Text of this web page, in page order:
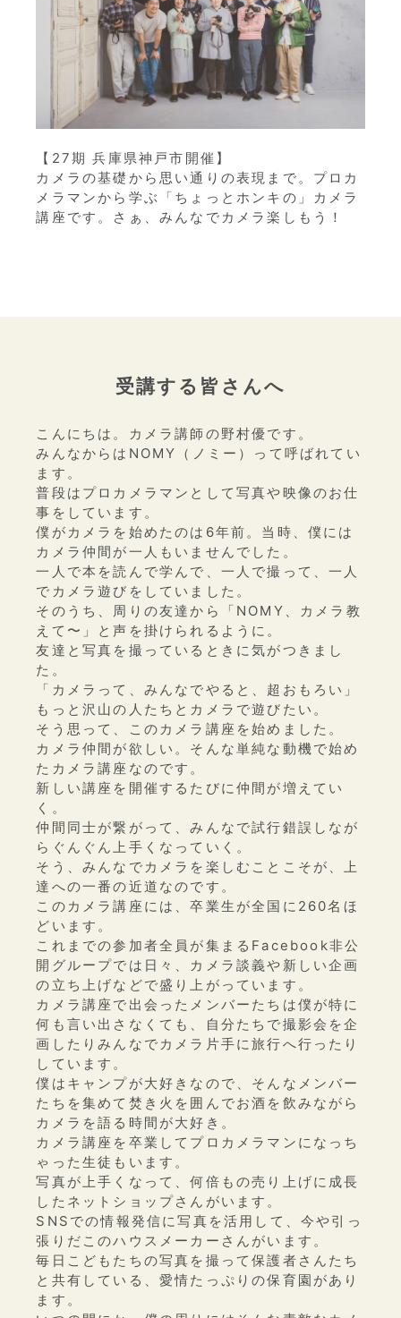
【27期 兵庫県神戸市開催】
カメラの基礎から思い通りの表現まで。プロカ
メラマンから学ぶ「ちょっとホンキの」カメラ
講座です。さぁ、みんなでカメラ楽しもう！
受講する皆さんへ
こんにちは。カメラ講師の野村優です。
みんなからはNOMY（ノミー）って呼ばれてい
ます。
普段はプロカメラマンとして写真や映像のお仕
事をしています。
僕がカメラを始めたのは6年前。当時、僕には
カメラ仲間が一人もいませんでした。
一人で本を読んで学んで、一人で撮って、一人
でカメラ遊びをしていました。
そのうち、周りの友達から「NOMY、カメラ教
えて〜」と声を掛けられるように。
友達と写真を撮っているときに気がつきまし
た。
「カメラって、みんなでやると、超おもろい」
もっと沢山の人たちとカメラで遊びたい。
そう思って、このカメラ講座を始めました。
カメラ仲間が欲しい。そんな単純な動機で始め
たカメラ講座なのです。
新しい講座を開催するたびに仲間が増えてい
く。
仲間同士が繋がって、みんなで試行錯誤しなが
らぐんぐん上手くなっていく。
そう、みんなでカメラを楽しむことこそが、上
達への一番の近道なのです。
このカメラ講座には、卒業生が全国に260名ほ
どいます。
これまでの参加者全員が集まるFacebook非公
開グループでは日々、カメラ談義や新しい企画
の立ち上げなどで盛り上がっています。
カメラ講座で出会ったメンバーたちは僕が特に
何も言い出さなくても、自分たちで撮影会を企
画したりみんなでカメラ片手に旅行へ行ったり
しています。
僕はキャンプが大好きなので、そんなメンバー
たちを集めて焚き火を囲んでお酒を飲みながら
カメラを語る時間が大好き。
カメラ講座を卒業してプロカメラマンになっち
ゃった生徒もいます。
写真が上手くなって、何倍もの売り上げに成長
したネットショップさんがいます。
SNSでの情報発信に写真を活用して、今や引っ
張りだこのハウスメーカーさんがいます。
毎日こどもたちの写真を撮って保護者さんたち
と共有している、愛情たっぷりの保育園があり
ます。